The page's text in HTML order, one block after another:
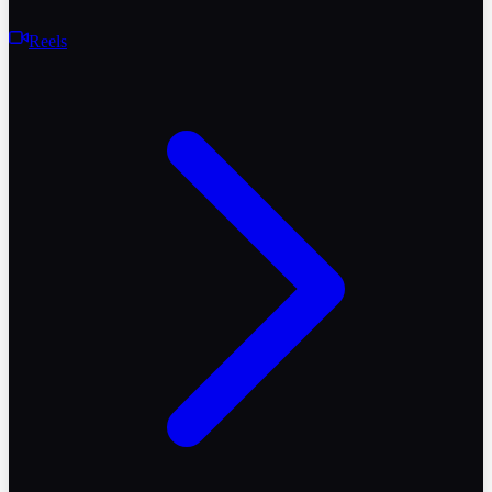
Reels